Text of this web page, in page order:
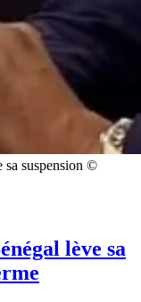
sa suspension ©
lève sa